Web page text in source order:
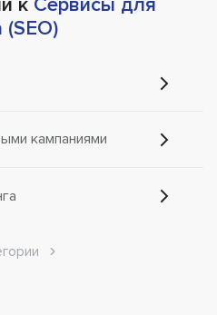
к Сервисы для
кампаниями